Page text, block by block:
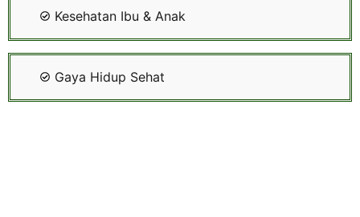
Kesehatan Ibu & Anak
Gaya Hidup Sehat